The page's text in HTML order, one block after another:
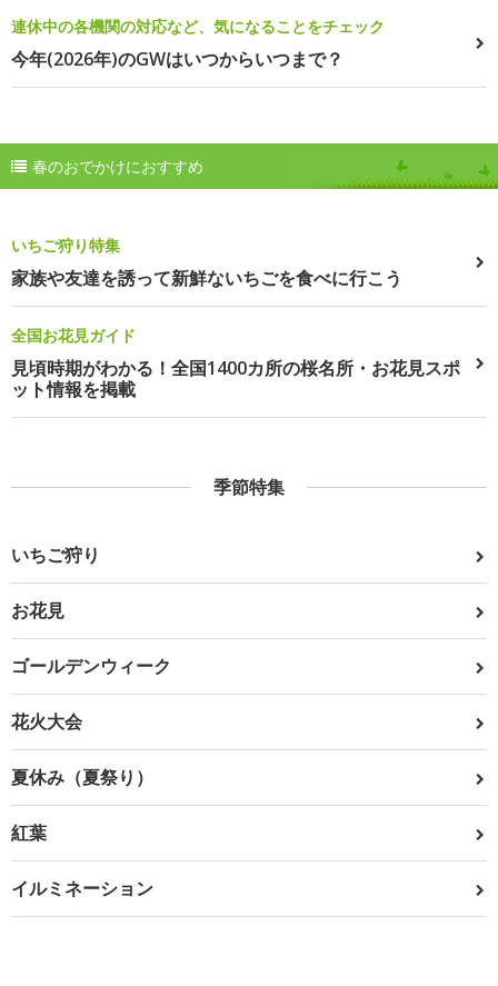
連休中の各機関の対応など、気になることをチェック
今年(2026年)のGWはいつからいつまで？
春のおでかけにおすすめ
いちご狩り特集
家族や友達を誘って新鮮ないちごを食べに行こう
全国お花見ガイド
見頃時期がわかる！全国1400カ所の桜名所・お花見スポ
ット情報を掲載
季節特集
いちご狩り
お花見
ゴールデンウィーク
花火大会
夏休み（夏祭り）
紅葉
イルミネーション